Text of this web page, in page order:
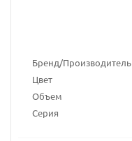
Бренд/Производитель
Цвет
Объем
Серия